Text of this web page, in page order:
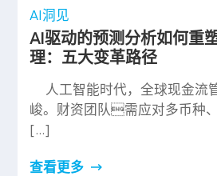
AI洞见
AI驱动的预测分析如何重
理：五大变革路径
人工智能时代，全球现金流
峻。财资团队需应对多币种
[…]
查看更多